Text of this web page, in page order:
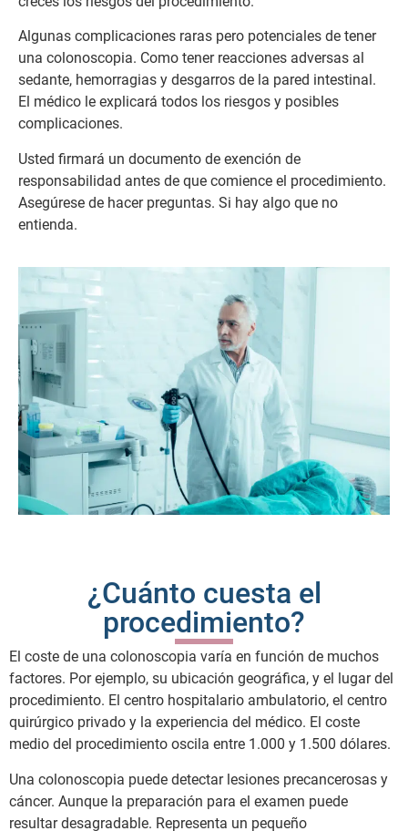
Algunas complicaciones raras pero potenciales de tener
una colonoscopia. Como tener reacciones adversas al
sedante, hemorragias y desgarros de la pared intestinal.
El médico le explicará todos los riesgos y posibles
complicaciones.
Usted firmará un documento de exención de
responsabilidad antes de que comience el procedimiento.
Asegúrese de hacer preguntas. Si hay algo que no
entienda.
¿Cuánto cuesta el
procedimiento?
El coste de una colonoscopia varía en función de muchos
factores. Por ejemplo, su ubicación geográfica, y el lugar del
procedimiento. El centro hospitalario ambulatorio, el centro
quirúrgico privado y la experiencia del médico. El coste
medio del procedimiento oscila entre 1.000 y 1.500 dólares.
Una colonoscopia puede detectar lesiones precancerosas y
cáncer. Aunque la preparación para el examen puede
resultar desagradable. Representa un pequeño